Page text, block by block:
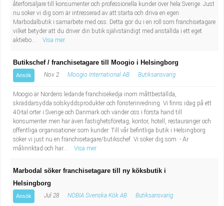
återförsäljare till konsumenter och professionella kunder över hela Sverige. Just
nu söker vi dig som är intresserad av att starta och driva en egen
Marbodalbutik i samarbete med oss. Detta gör du i en roll som franchisetagare
vilket betyder att du driver din butik självständigt med anställda i ett eget
aktiebo...
Visa mer
Butikschef / franchisetagare till Moogio i Helsingborg
Ansök Nov 2 Moogio International AB Butiksansvarig
Moogio är Nordens ledande franchisekedja inom måttbeställda,
skräddarsydda solskyddsprodukter och fönsterinredning. Vi finns idag på ett
40-tal orter i Sverige och Danmark och vänder oss i första hand till
konsumenter men har även fastighetsföretag, kontor, hotell, restauranger och
offentliga organisationer som kunder. Till vår befintliga butik i Helsingborg
söker vi just nu en franchisetagare/butikschef. Vi söker dig som: - Är
målinriktad och har...
Visa mer
Marbodal söker franchisetagare till ny köksbutik i
Helsingborg
Ansök Jul 28 NOBIA Svenska Kök AB Butiksansvarig